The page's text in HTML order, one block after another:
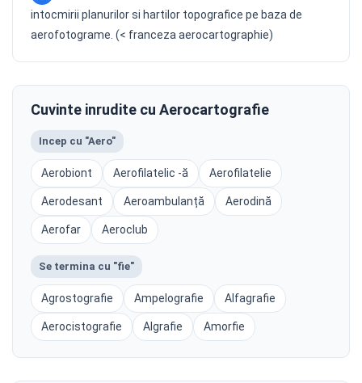
intocmirii planurilor si hartilor topografice pe baza de
aerofotograme. (< franceza aerocartographie)
Cuvinte inrudite cu Aerocartografie
Incep cu "Aero"
Aerobiont Aerofilatelic -ă Aerofilatelie
Aerodesant Aeroambulanță Aerodină
Aerofar Aeroclub
Se termina cu "fie"
Agrostografie Ampelografie Alfagrafie
Aerocistografie Algrafie Amorfie